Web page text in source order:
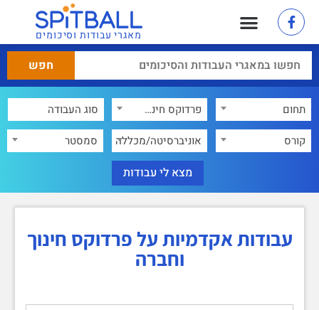
מאגרי עבודות וסיכומים
תחום
פרדוקס חינוך וחברה
קורס
אוניברסיטה/מכללה סמסטר
עבודות אקדמיות על פרדוקס חינוך
וחברה